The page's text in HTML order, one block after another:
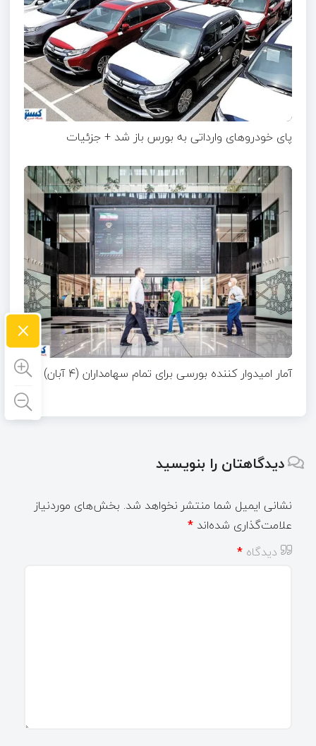
پای خودروهای وارداتی به بورس باز شد + جزئیات
آمار امیدوار کننده بورسی برای تمام سهامداران (۴ آبان)
دیدگاهتان را بنویسید
نشانی ایمیل شما منتشر نخواهد شد. بخش‌های موردنیاز
علامت‌گذاری شده‌اند *
دیدگاه *
×